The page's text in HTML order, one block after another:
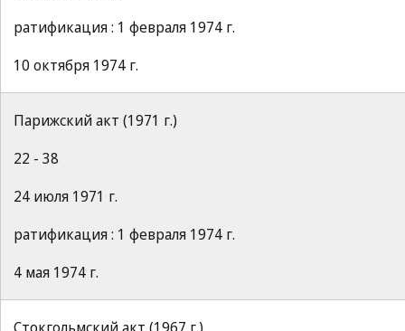
ратификация : 1 февраля 1974 г.
10 октября 1974 г.
Парижский акт (1971 г.)
22 - 38
24 июля 1971 г.
ратификация : 1 февраля 1974 г.
4 мая 1974 г.